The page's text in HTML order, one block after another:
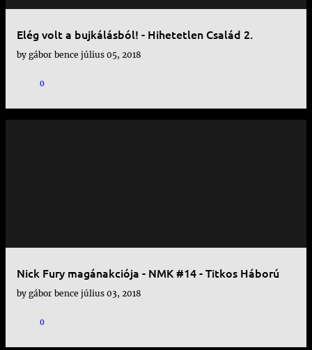
Elég volt a bujkálásból! - Hihetetlen Család 2.
by gábor bence július 05, 2018
0
Nick Fury magánakciója - NMK #14 - Titkos Háború
by gábor bence július 03, 2018
0